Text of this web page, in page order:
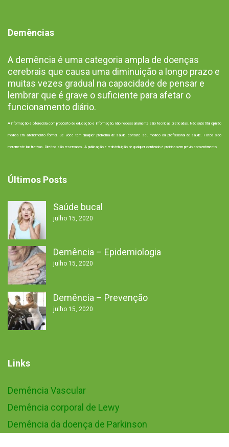
Demências
A demência é uma categoria ampla de doenças
cerebrais que causa uma diminuição a longo prazo e
muitas vezes gradual na capacidade de pensar e
lembrar que é grave o suficiente para afetar o
funcionamento diário.
A informação é oferecida com propósito de educação e informação, não necessariamente são técnicas praticadas. Não substitui opinião
médica em atendimento formal. Se você tem qualquer problema de saúde, contate seu médico ou profissional de saúde. Fotos são
meramente ilustrativas. Direitos são reservados. A publicação e redistribuição de qualquer conteúdo é proibida sem prévio consentimento
Últimos Posts
Saúde bucal
julho 15, 2020
Demência – Epidemiologia
julho 15, 2020
Demência – Prevenção
julho 15, 2020
Links
Demência Vascular
Demência corporal de Lewy
Demência da doença de Parkinson